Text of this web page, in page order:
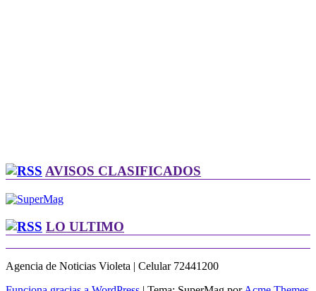
AVISOS CLASIFICADOS
LO ULTIMO
Agencia de Noticias Violeta | Celular 72441200